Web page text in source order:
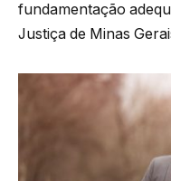
fundamentação
Justiça de Minas